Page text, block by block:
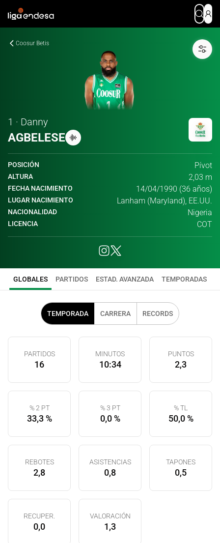
Coosur Betis
1 · Danny
AGBELESE
POSICIÓN Pívot
ALTURA 2,03 m
FECHA NACIMIENTO 14/04/1990 (36 años)
LUGAR NACIMIENTO Lanham (Maryland), EE.UU.
NACIONALIDAD Nigeria
LICENCIA COT
GLOBALES PARTIDOS ESTAD. AVANZADA TEMPORADAS
TEMPORADA CARRERA RECORDS
PARTIDOS
16
MINUTOS
10:34
PUNTOS
2,3
% 2 PT
33,3 %
% 3 PT
0,0 %
% TL
50,0 %
REBOTES
2,8
ASISTENCIAS
0,8
TAPONES
0,5
RECUPER.
0,0
VALORACIÓN
1,3